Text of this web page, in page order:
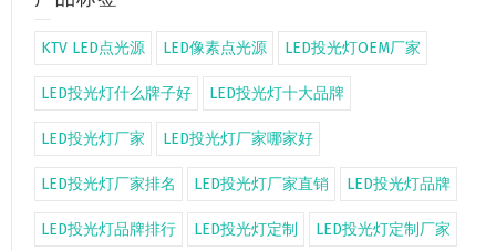
KTV LED点光源 LED像素点光源 LED投光灯OEM厂家
LED投光灯什么牌子好 LED投光灯十大品牌
LED投光灯厂家 LED投光灯厂家哪家好
LED投光灯厂家排名 LED投光灯厂家直销 LED投光灯品牌
LED投光灯品牌排行 LED投光灯定制 LED投光灯定制厂家